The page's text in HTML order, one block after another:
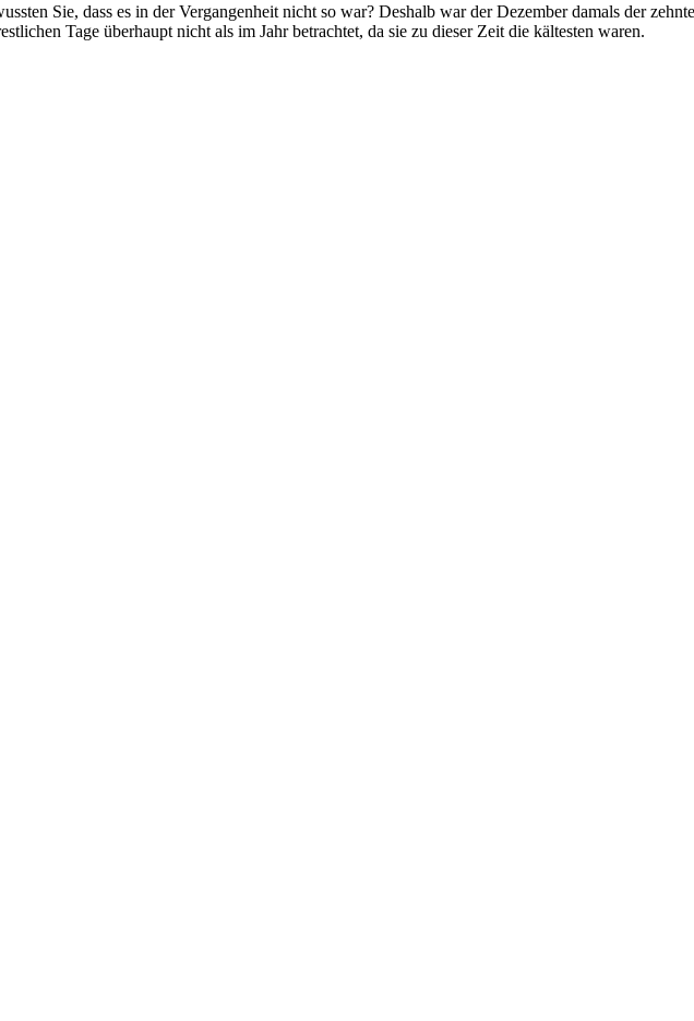
Sie, dass es in der Vergangenheit nicht so war? Deshalb war der Dezember damals der
Tage überhaupt nicht als im Jahr betrachtet, da sie zu dieser Zeit die kältesten waren.